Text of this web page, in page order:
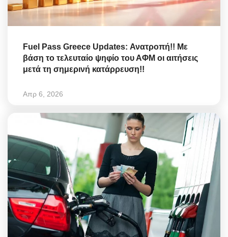
Fuel Pass Greece Updates: Ανατροπή!! Με
βάση το τελευταίο ψηφίο του ΑΦΜ οι αιτήσεις
μετά τη σημερινή κατάρρευση!!
Απρ 6, 2026